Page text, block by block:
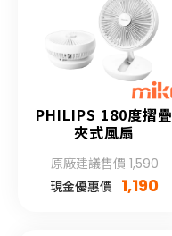
PHILIPS 180度摺疊
夾式風扇
原廠建議售價 1,590
現金優惠價 1,190